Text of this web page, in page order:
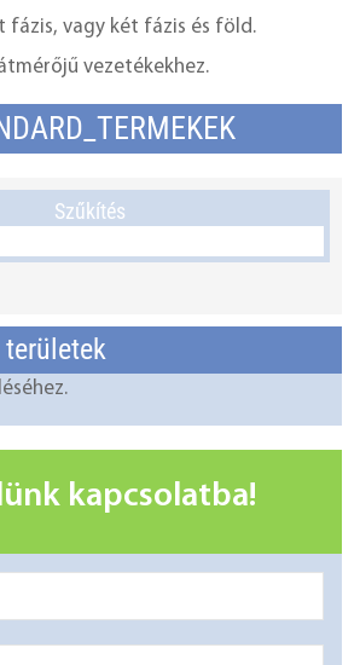
fázis, vagy két fázis és föld.
vezetékekhez.
Szűkítés
kapcsolatba!